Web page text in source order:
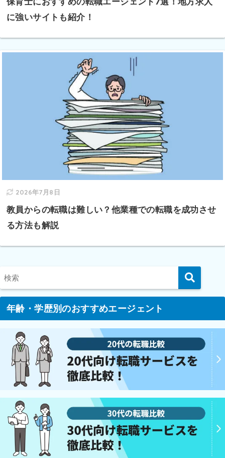
に強いサイトも紹介！
2026年7月8日
教員からの転職は難しい？他業種での転職を成功させ
る方法も解説
年齢・学歴別のおすすめエージェント